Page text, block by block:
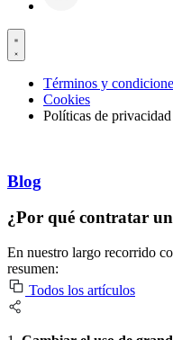
Términos y
Cookies
Políticas de privacidad
Blog
¿Por qué contratar
En nuestro largo recorrido
resumen:
Todos los artículos